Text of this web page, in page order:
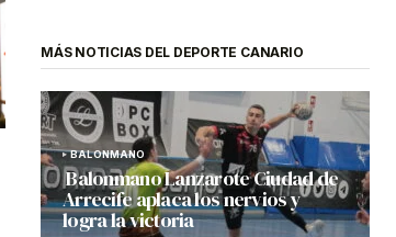
MÁS NOTICIAS DEL DEPORTE CANARIO
BALONMANO
Balonmano Lanzarote Ciudad de
Arrecife aplaca los nervios y
logra la victoria